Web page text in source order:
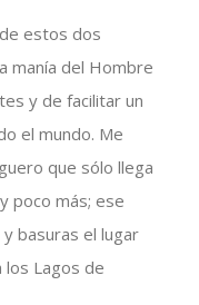
estos dos
manía del Hombre
y de facilitar un
el mundo. Me
que sólo llega
poco más; ese
basuras el lugar
los Lagos de